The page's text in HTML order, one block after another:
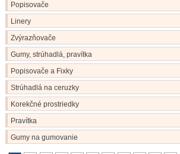
Popisovače
Linery
Zvýrazňovače
Gumy, strúhadlá, pravítka
Popisovače a Fixky
Strúhadlá na ceruzky
Korekčné prostriedky
Pravítka
Gumy na gumovanie